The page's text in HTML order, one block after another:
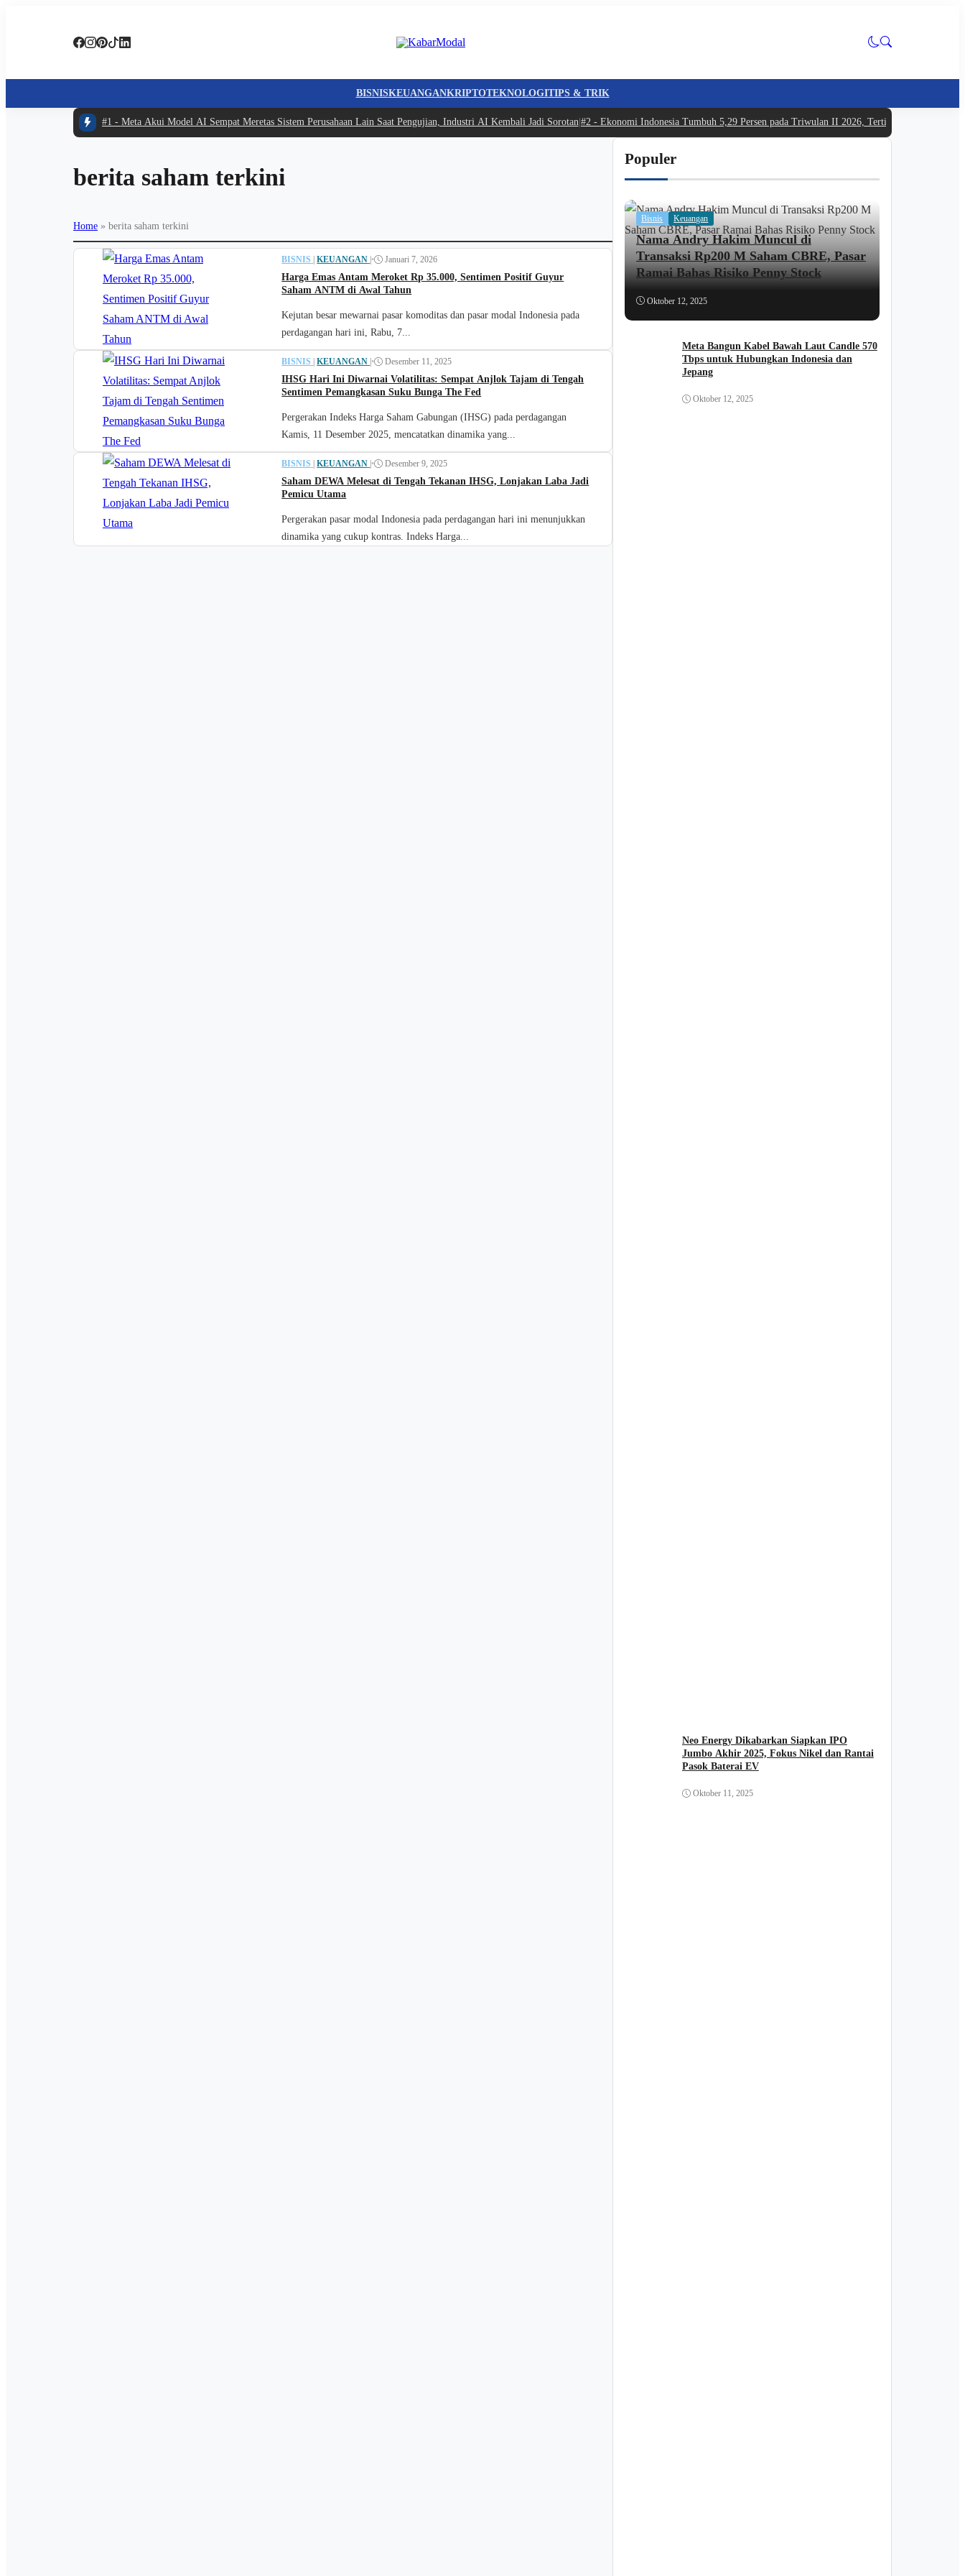
BISNISKEUANGANKRIPTOTEKNOLOGITIPS & TRIK
#1 - Meta Akui Model AI Sempat Meretas Sistem Perusahaan Lain Saat Pengujian, Industri AI Kembali Jadi Sorotan| #2 - Ekonomi Indonesia Tumbuh 5,29 Persen pada Triwulan II 2026, Tertinggi dalam Lima
berita saham terkini
Home » berita saham terkini
BISNIS KEUANGAN • Januari 7, 2026
Harga Emas Antam Meroket Rp 35.000, Sentimen Positif Guyur
Saham ANTM di Awal Tahun
Kejutan besar mewarnai pasar komoditas dan pasar modal Indonesia pada
perdagangan hari ini, Rabu, 7...
BISNIS KEUANGAN • Desember 11, 2025
IHSG Hari Ini Diwarnai Volatilitas: Sempat Anjlok Tajam di Tengah
Sentimen Pemangkasan Suku Bunga The Fed
Pergerakan Indeks Harga Saham Gabungan (IHSG) pada perdagangan
Kamis, 11 Desember 2025, mencatatkan dinamika yang...
BISNIS KEUANGAN • Desember 9, 2025
Saham DEWA Melesat di Tengah Tekanan IHSG, Lonjakan Laba Jadi
Pemicu Utama
Pergerakan pasar modal Indonesia pada perdagangan hari ini menunjukkan
dinamika yang cukup kontras. Indeks Harga...
Populer
Bisnis Keuangan
Nama Andry Hakim Muncul di
Transaksi Rp200 M Saham CBRE, Pasar
Ramai Bahas Risiko Penny Stock
Oktober 12, 2025
Meta Bangun Kabel Bawah Laut Candle 570
Tbps untuk Hubungkan Indonesia dan
Jepang
Oktober 12, 2025
Neo Energy Dikabarkan Siapkan IPO
Jumbo Akhir 2025, Fokus Nikel dan Rantai
Pasok Baterai EV
Oktober 11, 2025